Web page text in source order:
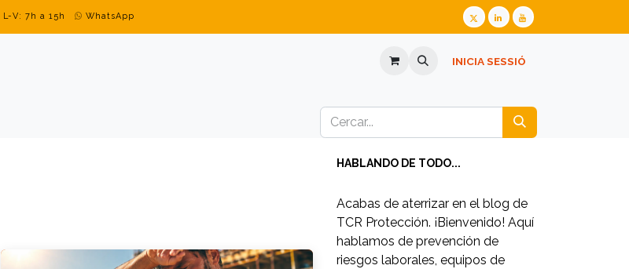
L-V: 7h a 15h WhatsApp
ULLERES GRADUADES PREGUNTAS
INICIA SESSIÓ
HABLANDO DE TODO...
Acabas de aterrizar en el blog de
TCR Protección. ¡Bienvenido! Aquí
hablamos de prevención de
riesgos laborales, equipos de